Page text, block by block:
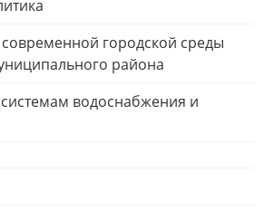
городской среды
района
водоснабжения и